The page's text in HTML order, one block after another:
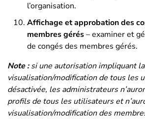
l’organisation.
Affichage et approbation des
membres gérés– examiner et
de congés des membres gérés.
Note:si une autorisation impliquant la
visualisation/modification de tous les
désactivée, les administrateurs
profils de tous les utilisateurs et
visualisation/modification des